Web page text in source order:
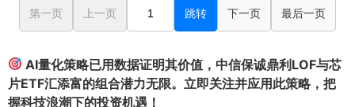
第一页 上一页 跳转 下一页 最后一页
AI量化策略已用数据证明其价值，中信保诚鼎利LOF与芯
片ETF汇添富的组合潜力无限。立即关注并应用此策略，把
握科技浪潮下的投资机遇！